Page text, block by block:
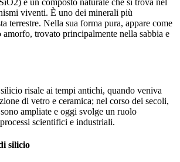
è un composto naturale che si trova nel
viventi. È uno dei minerali più
terrestre. Nella sua forma pura, appare come
trovato principalmente nella sabbia e
risale ai tempi antichi, quando veniva
di vetro e ceramica; nel corso dei secoli,
ampliate e oggi svolge un ruolo
scientifici e industriali.
silicio